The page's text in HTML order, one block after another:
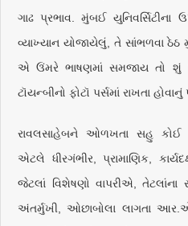
ગાઢ પ્રભાવ. મુંબઈ યુનિવર્સિટીના
વ્યાખ્યાન યોજાયેલું, તે સાંભળવા
એ ઉંમરે ભાષણમાં સમજાય તો શું
ટૉયન્બીનો ફોટૉ પર્સમાં રાખતા
રાવલસાહેબને ઓળખતા સહુ કોઈ
એટલે ધીરગંભીર, પ્રામાણિક,
જેટલાં વિશેષણો વાપરીએ, તેટલાંના
અંતર્મુખી, ઓછાબોલા લાગતા